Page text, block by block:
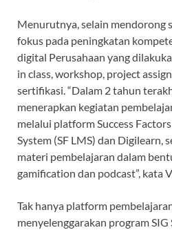
Menurutnya, selain mendorong
fokus pada peningkatan
digital Perusahaan yang
in class, workshop, project
sertifikasi. “Dalam 2 tahun
menerapkan kegiatan
melalui platform Success
System (SF LMS) dan Digilearn,
materi pembelajaran dalam
gamification dan podcast”, kata
Tak hanya platform
menyelenggarakan program